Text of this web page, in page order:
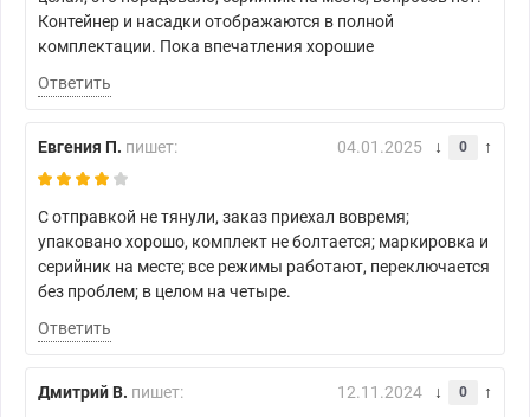
Контейнер и насадки отображаются в полной
комплектации. Пока впечатления хорошие
Ответить
Евгения П. пишет: 04.01.2025 0
С отправкой не тянули, заказ приехал вовремя;
упаковано хорошо, комплект не болтается; маркировка и
серийник на месте; все режимы работают, переключается
без проблем; в целом на четыре.
Ответить
Дмитрий В. пишет: 12.11.2024 0